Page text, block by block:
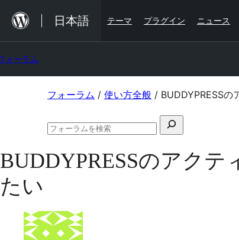
を
ス
キ
日本語 テーマ プラグイン ニュース
ォーラム
ツ
へ
フォーラム / 使い方全般 / BUDDYPRESSの
検
対
フ
ー
BUDDYPRESSのアク
たい